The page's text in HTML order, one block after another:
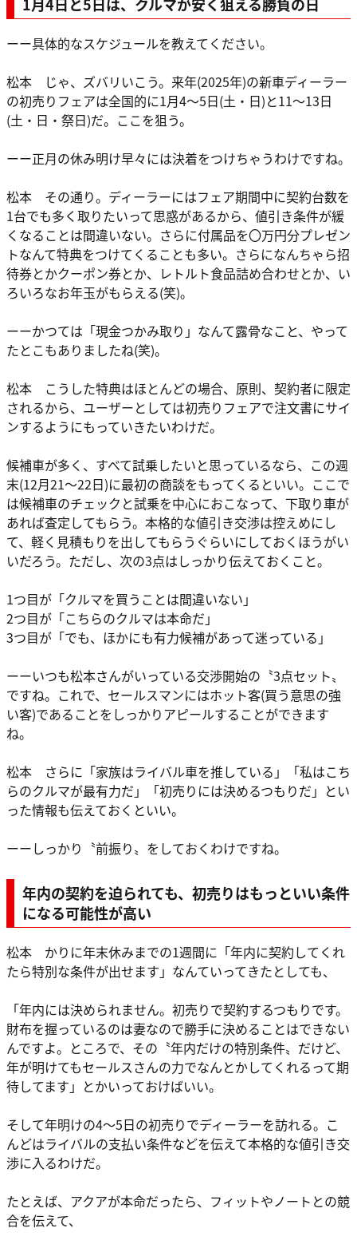
1月4日と5日は、クルマが安く狙える勝負の日
ーー具体的なスケジュールを教えてください。
松本 じゃ、ズバリいこう。来年(2025年)の新車ディーラー
の初売りフェアは全国的に1月4～5日(土・日)と11～13日
(土・日・祭日)だ。ここを狙う。
ーー正月の休み明け早々には決着をつけちゃうわけですね。
松本 その通り。ディーラーにはフェア期間中に契約台数を
1台でも多く取りたいって思惑があるから、値引き条件が緩
くなることは間違いない。さらに付属品を〇万円分プレゼン
トなんて特典をつけてくることも多い。さらになんちゃら招
待券とかクーポン券とか、レトルト食品詰め合わせとか、い
ろいろなお年玉がもらえる(笑)。
ーーかつては「現金つかみ取り」なんて露骨なこと、やって
たとこもありましたね(笑)。
松本 こうした特典はほとんどの場合、原則、契約者に限定
されるから、ユーザーとしては初売りフェアで注文書にサイ
ンするようにもっていきたいわけだ。
候補車が多く、すべて試乗したいと思っているなら、この週
末(12月21〜22日)に最初の商談をもってくるといい。ここで
は候補車のチェックと試乗を中心におこなって、下取り車が
あれば査定してもらう。本格的な値引き交渉は控えめにし
て、軽く見積もりを出してもらうぐらいにしておくほうがい
いだろう。ただし、次の3点はしっかり伝えておくこと。
1つ目が「クルマを買うことは間違いない」
2つ目が「こちらのクルマは本命だ」
3つ目が「でも、ほかにも有力候補があって迷っている」
ーーいつも松本さんがいっている交渉開始の〝3点セット〟
ですね。これで、セールスマンにはホット客(買う意思の強
い客)であることをしっかりアピールすることができます
ね。
松本 さらに「家族はライバル車を推している」「私はこち
らのクルマが最有力だ」「初売りには決めるつもりだ」とい
った情報も伝えておくといい。
ーーしっかり〝前振り〟をしておくわけですね。
年内の契約を迫られても、初売りはもっといい条件
になる可能性が高い
松本 かりに年末休みまでの1週間に「年内に契約してくれ
たら特別な条件が出せます」なんていってきたとしても、
「年内には決められません。初売りで契約するつもりです。
財布を握っているのは妻なので勝手に決めることはできない
んですよ。ところで、その〝年内だけの特別条件〟だけど、
年が明けてもセールスさんの力でなんとかしてくれるって期
待してます」とかいっておけばいい。
そして年明けの4〜5日の初売りでディーラーを訪れる。こ
んどはライバルの支払い条件などを伝えて本格的な値引き交
渉に入るわけだ。
たとえば、アクアが本命だったら、フィットやノートとの競
合を伝えて、